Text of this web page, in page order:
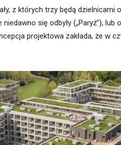
z których trzy będą dzielnicami
się odbyły („Paryż”), lub
projektowa zakłada, że w